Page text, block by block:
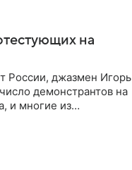
на
России, джазмен Игорь
демонстрантов на
и многие из